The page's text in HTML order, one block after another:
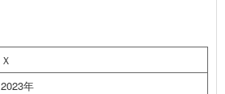
Ｘ
2023年